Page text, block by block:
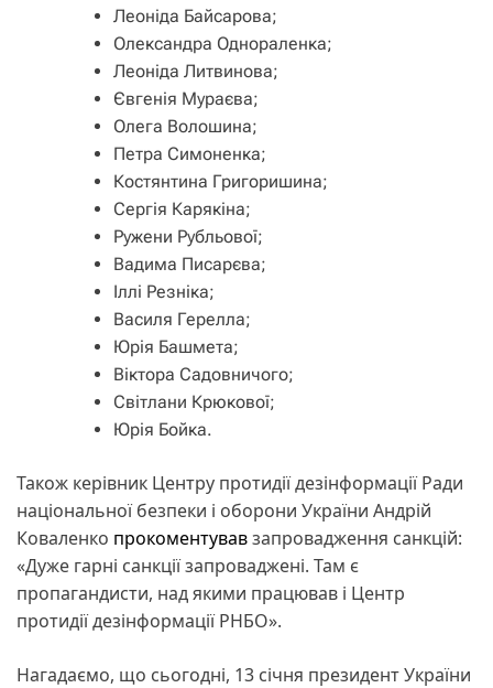
Леоніда Байсарова;
Олександра Однораленка;
Леоніда Литвинова;
Євгенія Мураєва;
Олега Волошина;
Петра Симоненка;
Костянтина Григоришина;
Сергія Карякіна;
Ружени Рубльової;
Вадима Писарєва;
Іллі Резніка;
Василя Герелла;
Юрія Башмета;
Віктора Садовничого;
Світлани Крюкової;
Юрія Бойка.
Також керівник Центру протидії дезінформації Ради
національної безпеки і оборони України Андрій
Коваленко прокоментувавзапровадження санкцій:
«Дуже гарні санкції запроваджені. Там є
пропагандисти, над якими працював і Центр
протидії дезінформації РНБО».
Нагадаємо, що сьогодні, 13 січня президент України